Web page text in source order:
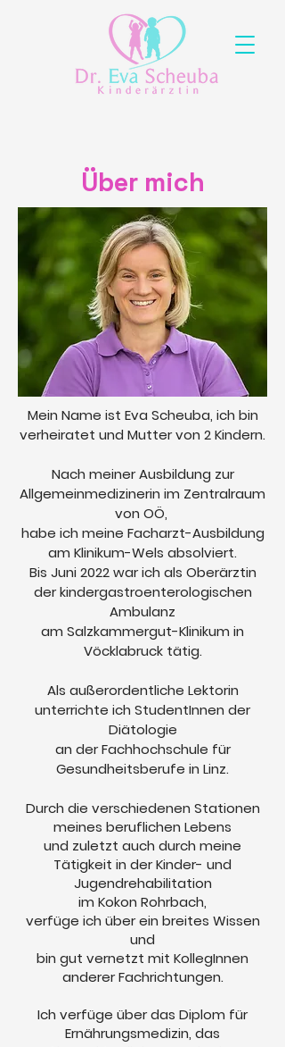
Über mich
Mein Name ist Eva Scheuba, ich bin
verheiratet und Mutter von 2 Kindern.
Nach meiner Ausbildung zur
Allgemeinmedizinerin im Zentralraum
von OÖ,
habe ich meine Facharzt-Ausbildung
am Klinikum-Wels absolviert.
Bis Juni 2022 war ich als Oberärztin
der kindergastroenterologischen
Ambulanz
am Salzkammergut-Klinikum in
Vöcklabruck tätig.
Als außerordentliche Lektorin
unterrichte ich StudentInnen der
Diätologie
an der Fachhochschule für
Gesundheitsberufe in Linz.
Durch die verschiedenen Stationen
meines beruflichen Lebens
und zuletzt auch durch meine
Tätigkeit in der Kinder- und
Jugendrehabilitation
im Kokon Rohrbach,
verfüge ich über ein breites Wissen
und
bin gut vernetzt mit KollegInnen
anderer Fachrichtungen.
Ich verfüge über das Diplom für
Ernährungsmedizin, das